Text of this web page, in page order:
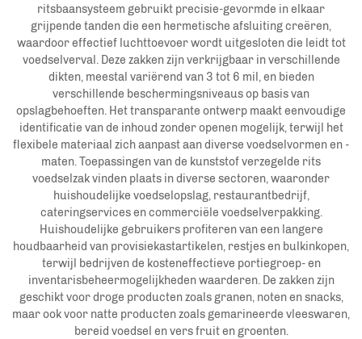
ritsbaansysteem gebruikt precisie-gevormde in elkaar
grijpende tanden die een hermetische afsluiting creëren,
waardoor effectief luchttoevoer wordt uitgesloten die leidt tot
voedselverval. Deze zakken zijn verkrijgbaar in verschillende
dikten, meestal variërend van 3 tot 6 mil, en bieden
verschillende beschermingsniveaus op basis van
opslagbehoeften. Het transparante ontwerp maakt eenvoudige
identificatie van de inhoud zonder openen mogelijk, terwijl het
flexibele materiaal zich aanpast aan diverse voedselvormen en -
maten. Toepassingen van de kunststof verzegelde rits
voedselzak vinden plaats in diverse sectoren, waaronder
huishoudelijke voedselopslag, restaurantbedrijf,
cateringservices en commerciële voedselverpakking.
Huishoudelijke gebruikers profiteren van een langere
houdbaarheid van provisiekastartikelen, restjes en bulkinkopen,
terwijl bedrijven de kosteneffectieve portiegroep- en
inventarisbeheermogelijkheden waarderen. De zakken zijn
geschikt voor droge producten zoals granen, noten en snacks,
maar ook voor natte producten zoals gemarineerde vleeswaren,
bereid voedsel en vers fruit en groenten.